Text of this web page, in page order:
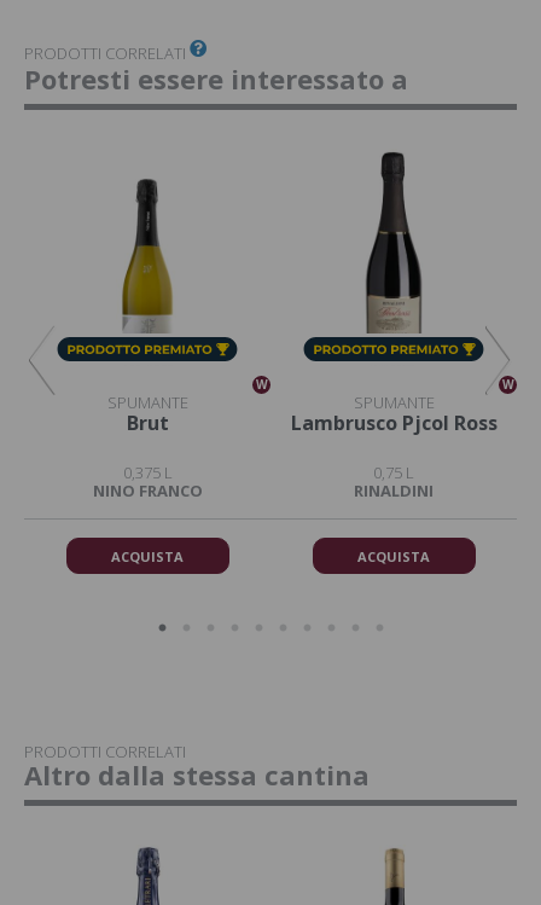
PRODOTTI CORRELATI
Potresti essere interessato a
W
SPUMANTE
Brut
0,375 L
NINO FRANCO
ACQUISTA
W
SPUMANTE
Lambrusco Pjcol Ross
0,75 L
RINALDINI
ACQUISTA
PRODOTTI CORRELATI
Altro dalla stessa cantina